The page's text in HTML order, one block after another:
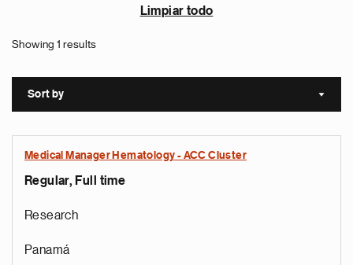
Limpiar todo
Showing 1 results
Sort by Sort
Medical Manager Hematology - ACC Cluster
Regular, Full time
Research
Panamá